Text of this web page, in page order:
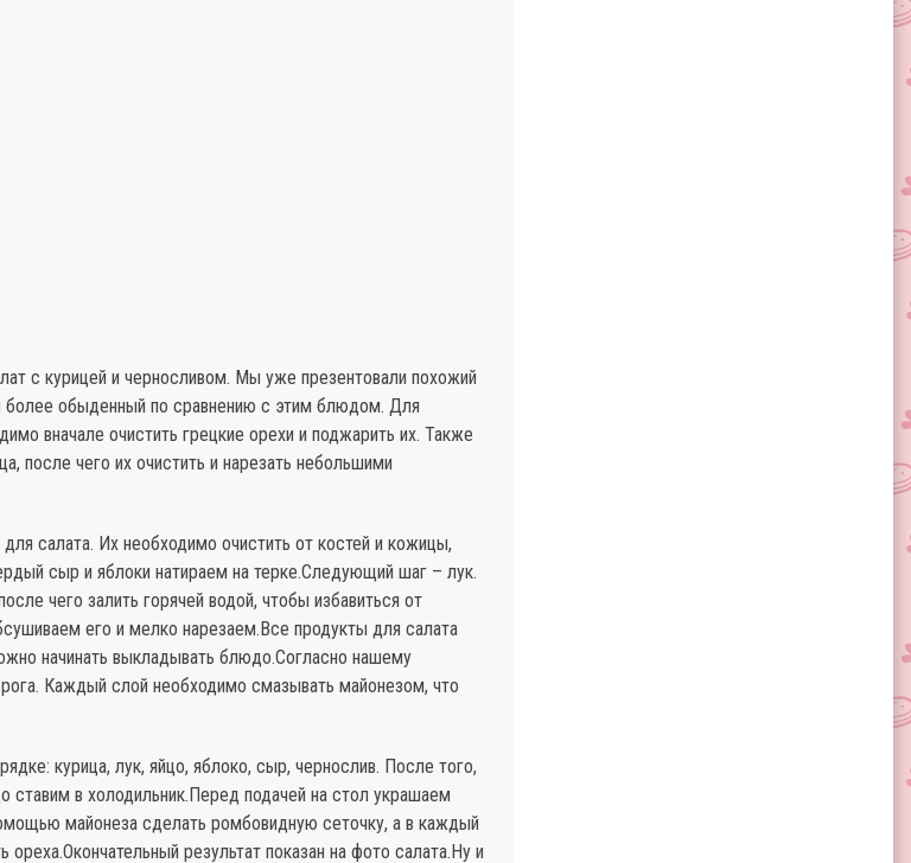
с курицей и черносливом. Мы уже презентовали похожий
более обыденный по сравнению с этим блюдом. Для
вначале очистить грецкие орехи и поджарить их. Также
после чего их очистить и нарезать небольшими
салата. Их необходимо очистить от костей и кожицы,
сыр и яблоки натираем на терке.Следующий шаг – лук.
чего залить горячей водой, чтобы избавиться от
его и мелко нарезаем.Все продукты для салата
начинать выкладывать блюдо.Согласно нашему
Каждый слой необходимо смазывать майонезом, что
курица, лук, яйцо, яблоко, сыр, чернослив. После того,
в холодильник.Перед подачей на стол украшаем
майонеза сделать ромбовидную сеточку, а в каждый
результат показан на фото салата.Ну и